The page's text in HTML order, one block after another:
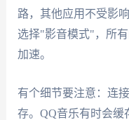
路，其他应用不受影
选择"影音模式"，所
加速。
有个细节要注意：连
存。QQ音乐有时会缓